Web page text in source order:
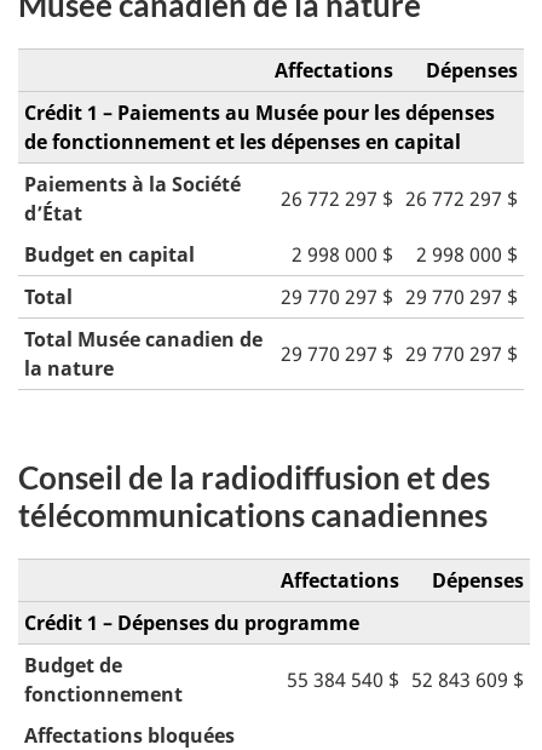
Affectations
Dépenses
Crédit 1 – Paiements au Musée pour les dépenses
de fonctionnement et les dépenses en capital
Paiements à la Société
d’État
26 772 297 $ 26 772 297 $
Budget en capital 2 998 000 $
2 998 000 $
Total
29 770 297 $ 29 770 297 $
Total Musée canadien de
la nature
29 770 297 $ 29 770 297 $
Conseil de la radiodiffusion et des
télécommunications canadiennes
Affectations
Dépenses
Crédit 1 – Dépenses du programme
Budget de
fonctionnement
55 384 540 $ 52 843 609 $
Affectations bloquées